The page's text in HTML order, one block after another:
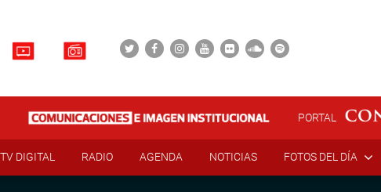
PORTAL
TV DIGITAL RADIO AGENDA NOTICIAS FOTOS DEL DÍA